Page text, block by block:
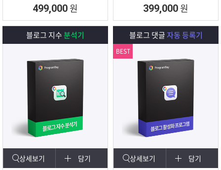
프로그램
499,000 원
실질적으로 효과적인 디비를 추출 할
수 있는 프로그램
399,000 원
블로그 지수분석기
상세보기 담기
블로그 댓글자동 등록기
상세보기 담기
BEST